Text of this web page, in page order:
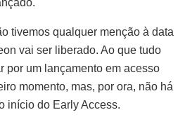
tivemos qualquer menção à data
vai ser liberado. Ao que tudo
por um lançamento em acesso
momento, mas, por ora, não há
início do Early Access.